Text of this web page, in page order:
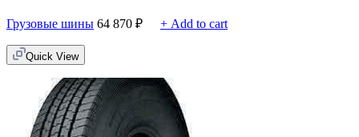
Грузовые шины 64 870 ₽ + Add to cart
Quick View